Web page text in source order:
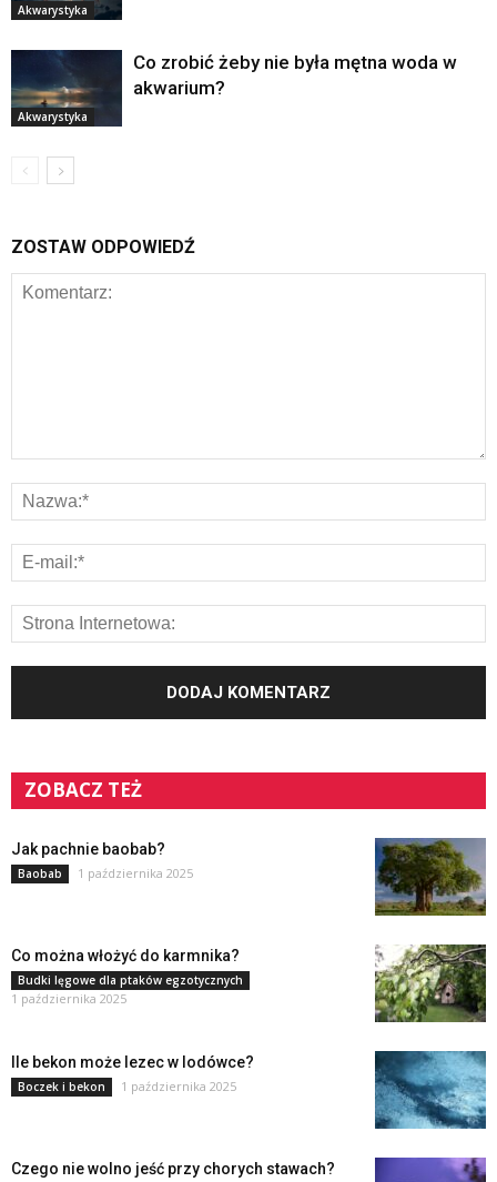
Akwarystyka
Akwarystyka
Co zrobić żeby nie była mętna woda w
akwarium?
ZOSTAW ODPOWIEDŹ
ZOBACZ TEŻ
Jak pachnie baobab?
Baobab 1 października 2025
Co można włożyć do karmnika?
Budki lęgowe dla ptaków egzotycznych
1 października 2025
Ile bekon może lezec w lodówce?
Boczek i bekon 1 października 2025
Czego nie wolno jeść przy chorych stawach?